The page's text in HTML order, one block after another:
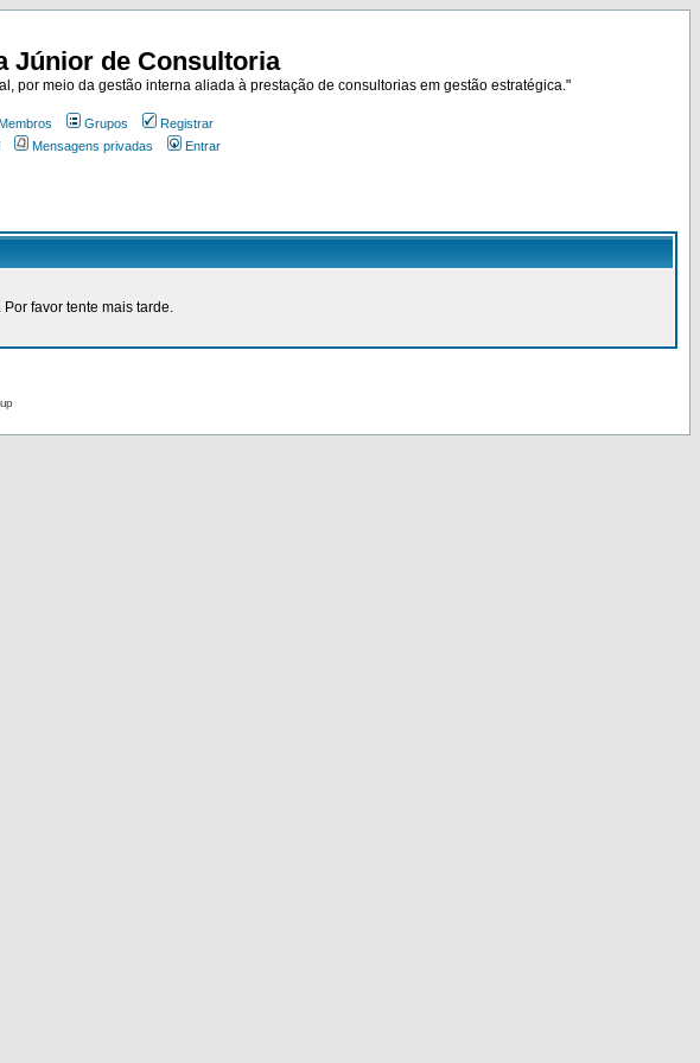
Júnior de Consultoria
por meio da gestão interna aliada à prestação de consultorias em gestão estratégica."
Grupos
Registrar
Mensagens privadas Entrar
favor tente mais tarde.